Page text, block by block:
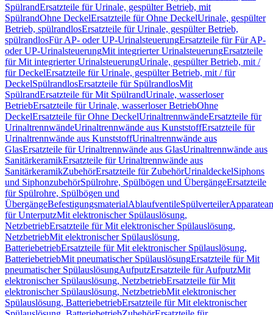
SpülrandErsatzteile für Urinale, gespülter Betrieb, mit
SpülrandOhne DeckelErsatzteile für Ohne DeckelUrinale, gespülter
Betrieb, spülrandlosErsatzteile für Urinale, gespülter Betrieb,
spülrandlosFür AP- oder UP-UrinalsteuerungErsatzteile für Für AP-
oder UP-UrinalsteuerungMit integrierter UrinalsteuerungErsatzteile
für Mit integrierter UrinalsteuerungUrinale, gespülter Betrieb, mit /
für DeckelErsatzteile für Urinale, gespülter Betrieb, mit / für
DeckelSpülrandlosErsatzteile für SpülrandlosMit
SpülrandErsatzteile für Mit SpülrandUrinale, wasserloser
BetriebErsatzteile für Urinale, wasserloser BetriebOhne
DeckelErsatzteile für Ohne DeckelUrinaltrennwändeErsatzteile für
UrinaltrennwändeUrinaltrennwände aus KunststoffErsatzteile für
Urinaltrennwände aus KunststoffUrinaltrennwände aus
GlasErsatzteile für Urinaltrennwände aus GlasUrinaltrennwände aus
SanitärkeramikErsatzteile für Urinaltrennwände aus
SanitärkeramikZubehörErsatzteile für ZubehörUrinaldeckelSiphons
und SiphonzubehörSpülrohre, Spülbögen und ÜbergängeErsatzteile
für Spülrohre, Spülbögen und
ÜbergängeBefestigungsmaterialAblaufventileSpülverteiler
für UnterputzMit elektronischer Spülauslösung,
NetzbetriebErsatzteile für Mit elektronischer Spülauslösung,
NetzbetriebMit elektronischer Spülauslösung,
BatteriebetriebErsatzteile für Mit elektronischer Spülauslösung,
BatteriebetriebMit pneumatischer SpülauslösungErsatzteile für Mit
pneumatischer SpülauslösungAufputzErsatzteile für AufputzMit
elektronischer Spülauslösung, NetzbetriebErsatzteile für Mit
elektronischer Spülauslösung, NetzbetriebMit elektronischer
Spülauslösung, BatteriebetriebErsatzteile für Mit elektronischer